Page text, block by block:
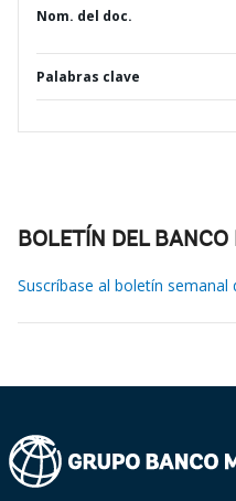
Nom. del doc.
Palabras clave
BOLETÍN DEL BANCO
Suscríbase al boletín semanal